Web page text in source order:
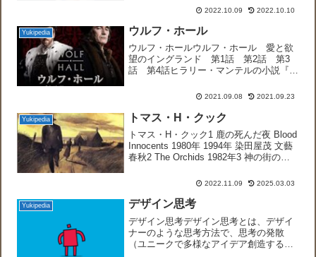
弥呼か『肥前国風土記』の海松樫媛みる
姫...
2022.10.09 2022.10.10
Yukipedia ウルフ・ホール
ウルフ・ホールウルフ・ホール 愛と欲
望のイングランド 第1話 第2話 第3
話 第4話ヒラリー・マンテルの小説『ウ
せ』に基づく、イギリスBBC制作ドラ
賞ミニシリーズ・テレ...
2021.09.08 2021.09.23
Yukipedia トマス・H・クック
トマス・H・クック1 鹿の死んだ夜 Blood
Innocents 1980年 1994年 染田屋茂 文藝
春秋2 The Orchids 1982年3 神の街の殺
2022.11.09 2025.03.03
Yukipedia デザイン思考
デザイン思考デザイン思考とは、デザイ
ナーのような思考方法で、思考の発散
（ユニークで多様なアイデア創造する）